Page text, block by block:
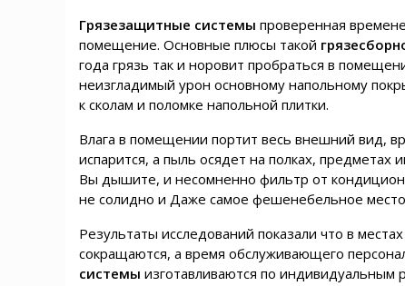
Грязезащитные системы проверенная
помещение. Основные плюсы такой
года грязь так и норовит пробраться в
неизгладимый урон основному напольному
к сколам и поломке напольной плитки.
Влага в помещении портит весь внешний вид,
испарится, а пыль осядет на полках,
Вы дышите, и несомненно фильтр от
не солидно и Даже самое фешенебельное
Результаты исследований показали что в
сокращаются, а время обслуживающего
системы изготавливаются по индивидуальным